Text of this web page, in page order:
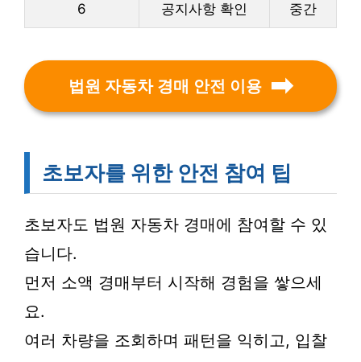
6 공지사항 확인 중간
법원 자동차 경매 안전 이용
초보자를 위한 안전 참여 팁
초보자도 법원 자동차 경매에 참여할 수 있
습니다.
먼저 소액 경매부터 시작해 경험을 쌓으세
요.
여러 차량을 조회하며 패턴을 익히고, 입찰